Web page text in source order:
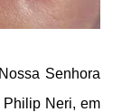
Senhora
Neri, em